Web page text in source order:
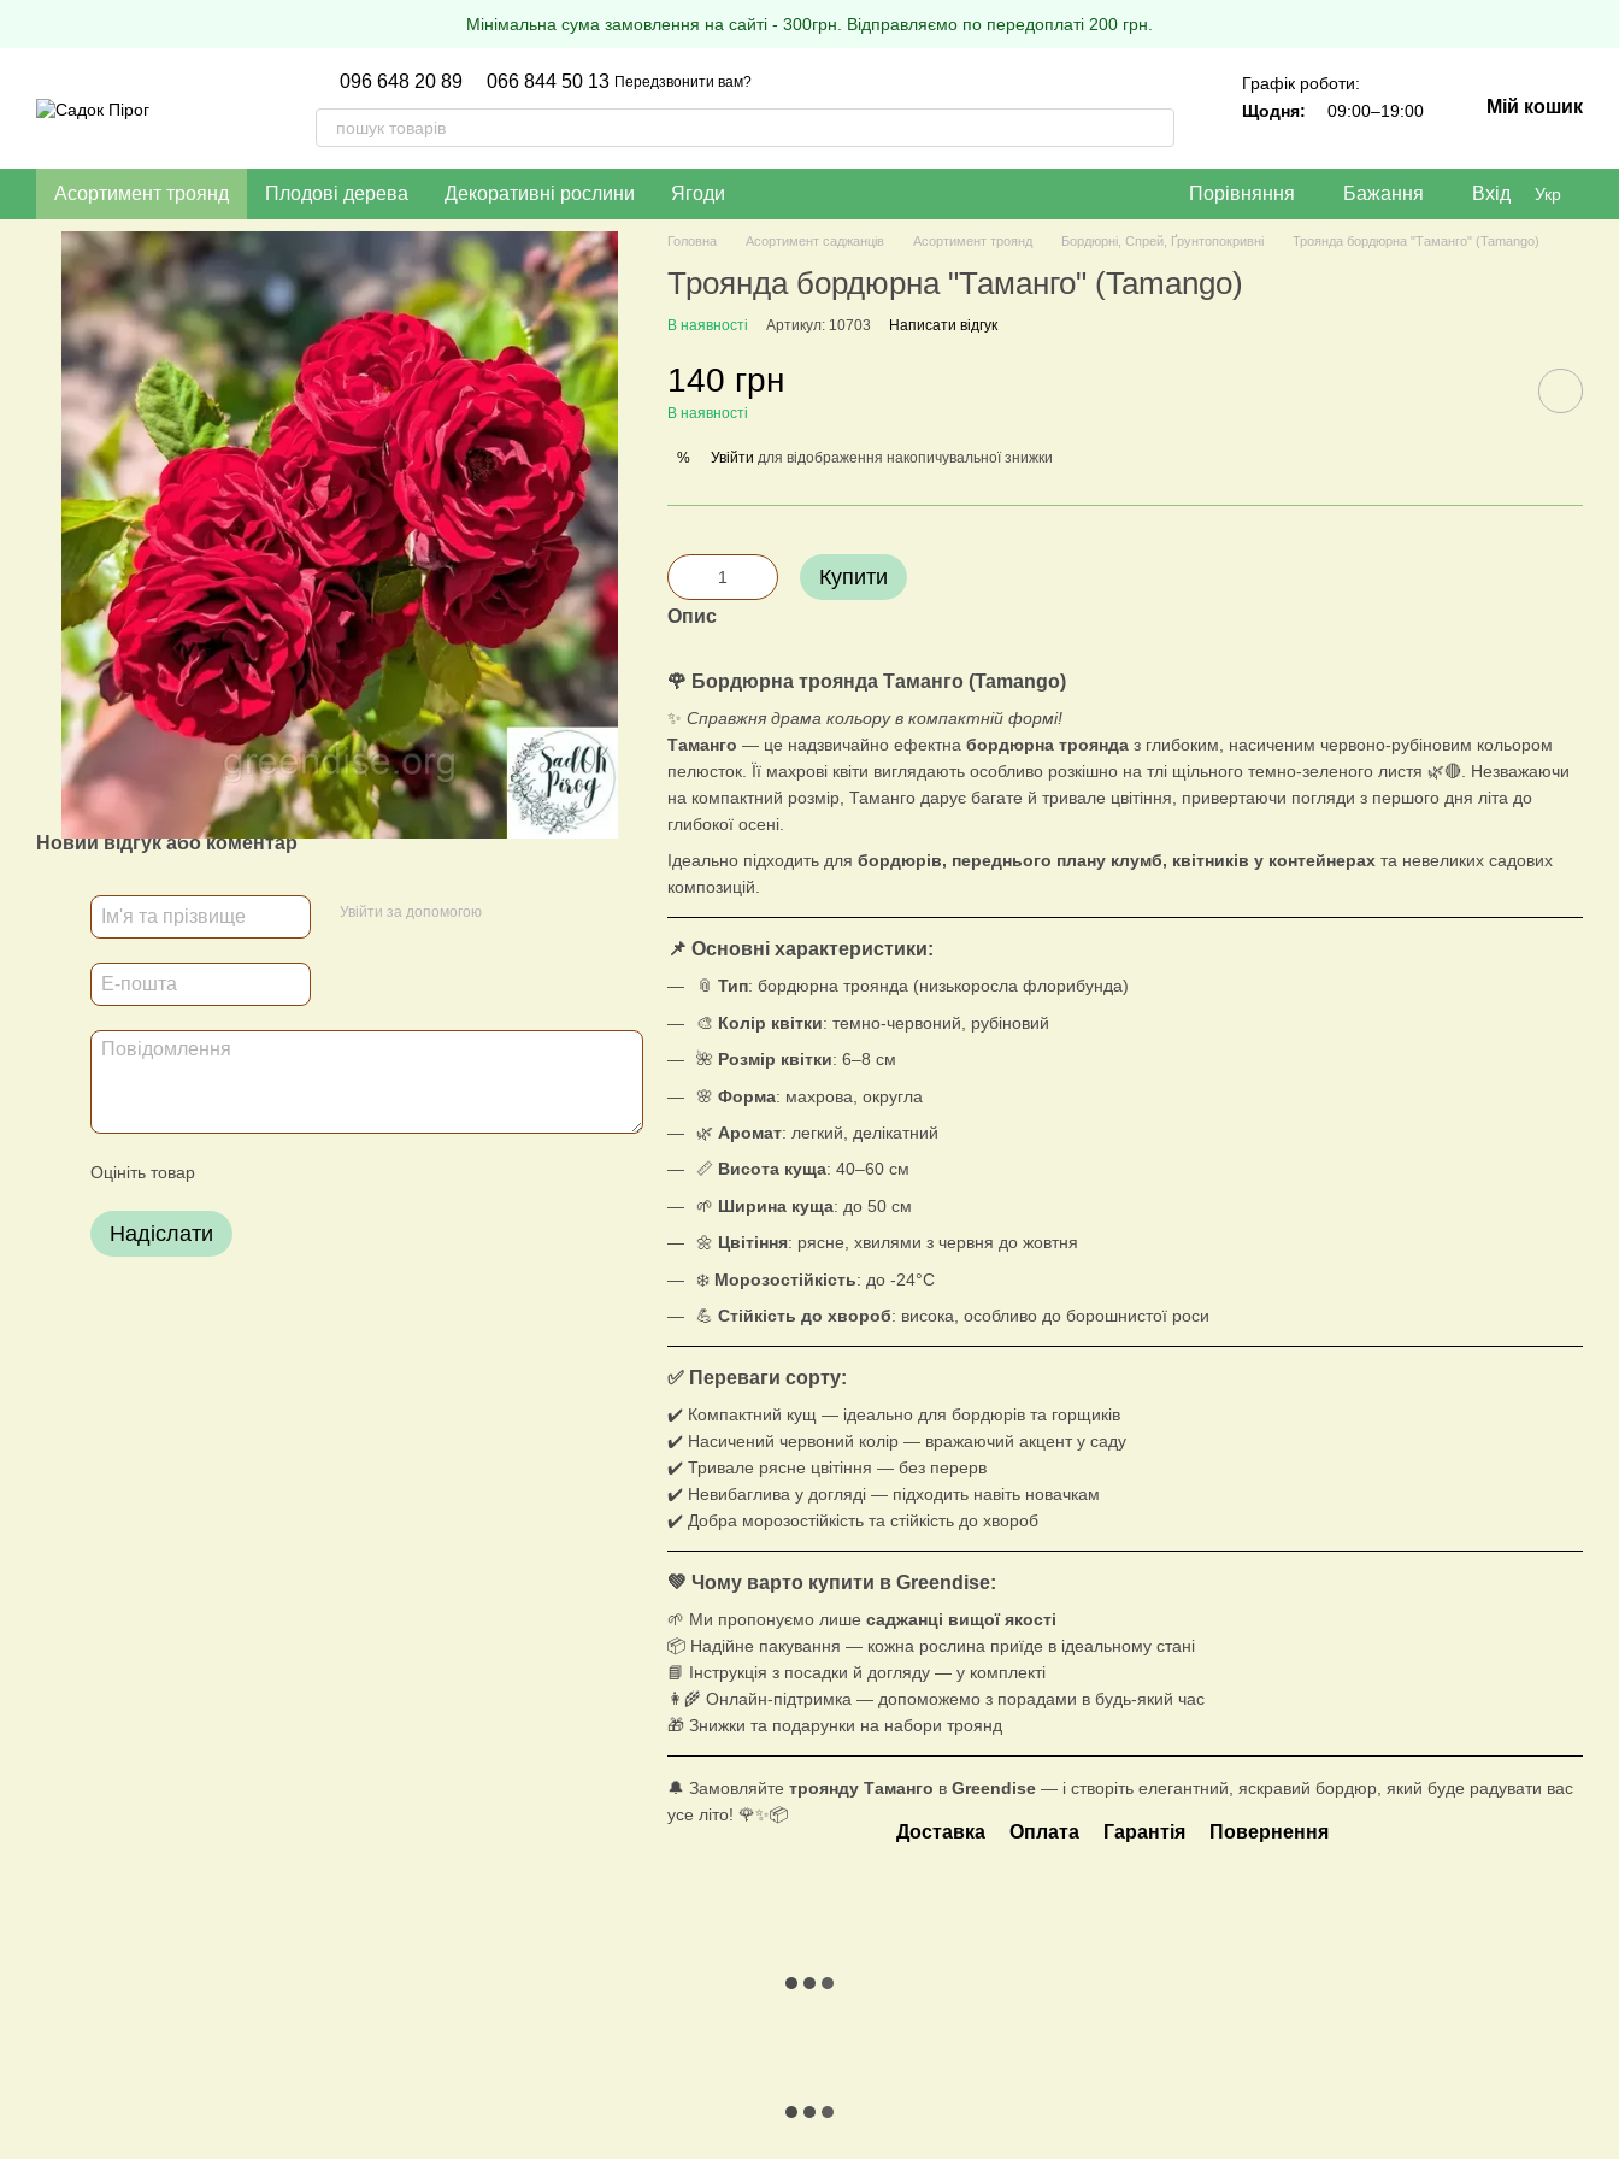
Мінімальна сума замовлення на сайті - 300грн. Відправляємо по передоплаті 200 грн.
096 648 20 89 066 844 50 13 Передзвонити вам?
Графік роботи:
Щодня:
09:00–19:00 Мій кошик
Асортимент троянд Плодові дерева Декоративні рослини Ягоди Порівняння Бажання Вхід Укр
Новий відгук або коментар
Увійти за допомогою
Оцініть товар
Надіслати
Головна Асортимент саджанців Асортимент троянд Бордюрні, Спрей, Ґрунтопокривні Троянда бордюрна "Таманго" (Tamango)
Троянда бордюрна "Таманго" (Tamango)
В наявності Артикул: 10703 Написати відгук
140 грн
В наявності
% Увійти для відображення накопичувальної знижки
Купити
Опис
🌹 Бордюрна троянда Таманго (Tamango)
✨ Справжня драма кольору в компактній формі!
Таманго — це надзвичайно ефектна бордюрна трояндаз глибоким, насиченим червоно-рубіновим кольором
пелюсток. Її махрові квіти виглядають особливо розкішно на тлі щільного темно-зеленого листя 🌿🔴. Незважаючи
на компактний розмір, Таманго дарує багате й тривале цвітіння, привертаючи погляди з першого дня літа до
глибокої осені.
Ідеально підходить для бордюрів, переднього плану клумб, квітників у контейнерахта невеликих садових
композицій.
📌 Основні характеристики:
📎 Тип: бордюрна троянда (низькоросла флорибунда)
🎨 Колір квітки: темно-червоний, рубіновий
🌺 Розмір квітки: 6–8 см
🌸 Форма: махрова, округла
🌿 Аромат: легкий, делікатний
📏 Висота куща: 40–60 см
🌱 Ширина куща: до 50 см
🌼 Цвітіння: рясне, хвилями з червня до жовтня
❄️ Морозостійкість: до -24°C
💪 Стійкість до хвороб: висока, особливо до борошнистої роси
✅ Переваги сорту:
✔️ Компактний кущ — ідеально для бордюрів та горщиків
✔️ Насичений червоний колір — вражаючий акцент у саду
✔️ Тривале рясне цвітіння — без перерв
✔️ Невибаглива у догляді — підходить навіть новачкам
✔️ Добра морозостійкість та стійкість до хвороб
💚 Чому варто купити в Greendise:
🌱 Ми пропонуємо лише саджанці вищої якості
📦 Надійне пакування — кожна рослина приїде в ідеальному стані
📘 Інструкція з посадки й догляду — у комплекті
👩‍🌾 Онлайн-підтримка — допоможемо з порадами в будь-який час
🎁 Знижки та подарунки на набори троянд
🔔 Замовляйте троянду Таманго в Greendise— і створіть елегантний, яскравий бордюр, який буде радувати вас
усе літо! 🌹✨📦
Доставка Оплата Гарантія Повернення